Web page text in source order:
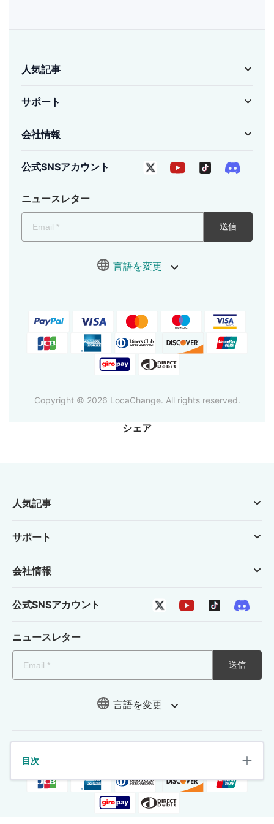
目次
言語を変更
人気記事
サポート
会社情報
公式SNSアカウント
ニュースレター
送信
Copyright © 2026 LocaChange. All rights reserved.
シェア
言語を変更
人気記事
サポート
会社情報
公式SNSアカウント
ニュースレター
送信